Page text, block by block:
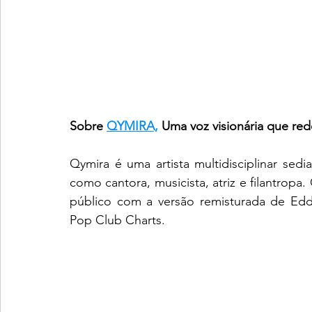
Sobre QYMIRA, Uma voz visionária que
Qymira é uma artista multidisciplinar
como cantora, musicista, atriz e
público com a versão remisturada de
Pop Club Charts.